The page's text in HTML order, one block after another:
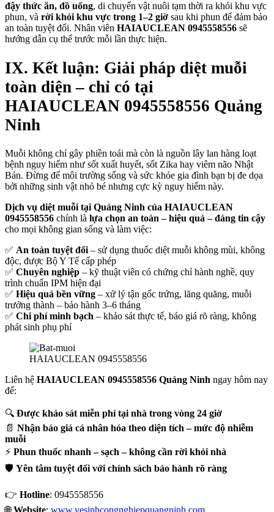
đậy thức ăn, đồ uống, di chuyển vật nuôi tạm thời ra khỏi khu vực
phun, và rời khỏi khu vực trong 1–2 giờ sau khi phun để đảm bảo
an toàn tuyệt đối. Nhân viên HAIAUCLEAN 0945558556 sẽ
hướng dẫn cụ thể trước mỗi lần thực hiện.
IX. Kết luận: Giải pháp diệt muỗi
toàn diện – chỉ có tại
HAIAUCLEAN 0945558556 Quảng
Ninh
Muỗi không chỉ gây phiền toái mà còn là nguồn lây lan hàng loạt
bệnh nguy hiểm như sốt xuất huyết, sốt Zika hay viêm não Nhật
Bản. Đừng để môi trường sống và sức khỏe gia đình bạn bị đe dọa
bởi những sinh vật nhỏ bé nhưng cực kỳ nguy hiểm này.
Dịch vụ diệt muỗi tại Quảng Ninh của HAIAUCLEAN
0945558556 chính là lựa chọn an toàn – hiệu quả – đáng tin cậy
cho mọi không gian sống và làm việc:
✅ An toàn tuyệt đối – sử dụng thuốc diệt muỗi không mùi, không
độc, được Bộ Y Tế cấp phép
✅ Chuyên nghiệp – kỹ thuật viên có chứng chỉ hành nghề, quy
trình chuẩn IPM hiện đại
✅ Hiệu quả bền vững – xử lý tận gốc trứng, lăng quăng, muỗi
trưởng thành – bảo hành 3–6 tháng
✅ Chi phí minh bạch – khảo sát thực tế, báo giá rõ ràng, không
phát sinh phụ phí
HAIAUCLEAN 0945558556
Liên hệ HAIAUCLEAN 0945558556 Quảng Ninh ngay hôm nay
để:
🔍 Được khảo sát miễn phí tại nhà trong vòng 24 giờ
📄 Nhận báo giá cá nhân hóa theo diện tích – mức độ nhiễm
muỗi
⚡ Phun thuốc nhanh – sạch – không cần rời khỏi nhà
🛡️ Yên tâm tuyệt đối với chính sách bảo hành rõ ràng
👉 Hotline: 0945558556